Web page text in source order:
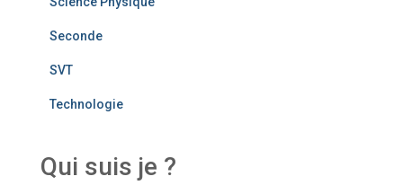
Seconde
SVT
Technologie
Qui suis je ?